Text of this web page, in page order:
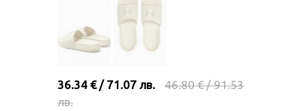
36.34 € / 71.07 лв.
46.80 € / 91.53
лв.